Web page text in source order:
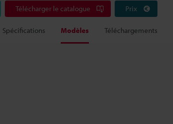
Télécharger le catalogue Prix
Spécifications Modèles Téléchargements